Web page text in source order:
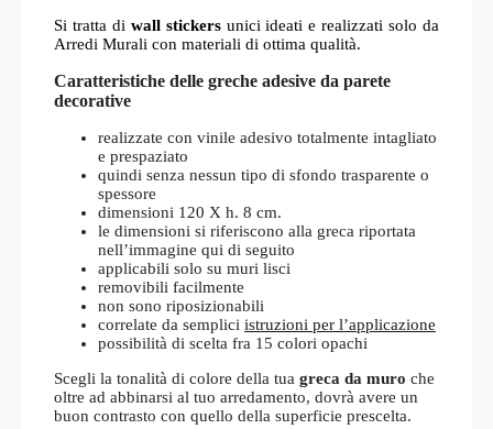
Si tratta di wall stickersunici ideati e realizzati solo da
Arredi Murali con materiali di ottima qualità.
Caratteristiche delle greche adesive da parete
decorative
realizzate con vinile adesivo totalmente intagliato
e prespaziato
quindi senza nessun tipo di sfondo trasparente o
spessore
dimensioni 120 X h. 8 cm.
le dimensioni si riferiscono alla greca riportata
nell’immagine qui di seguito
applicabili solo su muri lisci
removibili facilmente
non sono riposizionabili
correlate da semplici istruzioni per l’applicazione
possibilità di scelta fra 15 colori opachi
Scegli la tonalità di colore della tua greca da muro che
oltre ad abbinarsi al tuo arredamento, dovrà avere un
buon contrasto con quello della superficie prescelta.